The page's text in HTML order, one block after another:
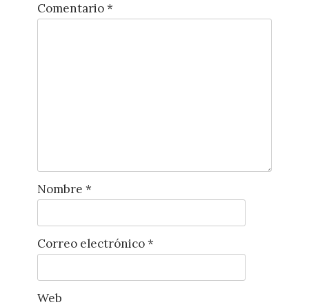
Comentario*
Nombre *
Correo electrónico*
Web